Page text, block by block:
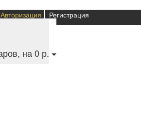
Авторизация
Регистрация
на 0 р.